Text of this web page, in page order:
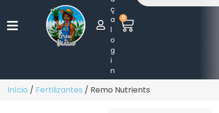
ç
a
l
o
g
i
n
0
Início / Fertilizantes / Remo Nutrients